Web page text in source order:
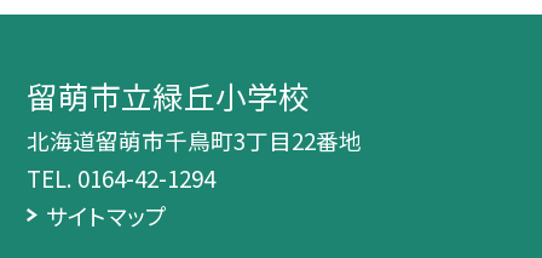
留萌市立緑丘小学校
北海道留萌市千鳥町3丁目22番地
TEL. 0164-42-1294
サイトマップ